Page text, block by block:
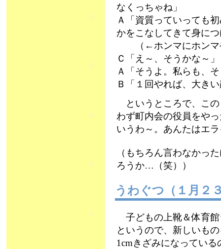
なくっちゃね」
Ａ「資質っていっても
かをこなしてきて身に
（←ホンマにホンマ
Ｃ「え～、そうかな～」
Ａ「そうよ。私らも、
Ｂ「１回やれば、大き
というところで、この
わず町内会の役員をや
いうわ～。あんたはエ
（もちろん言わなかっ
ろうか…（笑））
うわぐつ（１月２
子どもの上靴＆体育館
というので、新しいも
1cmきざみになってい